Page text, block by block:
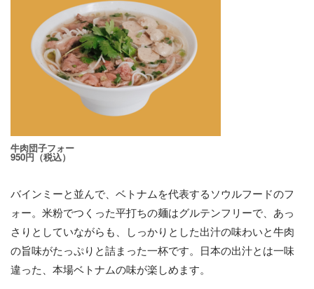
牛肉団子フォー
950円（税込）
バインミーと並んで、ベトナムを代表するソウルフードのフ
ォー。米粉でつくった平打ちの麺はグルテンフリーで、あっ
さりとしていながらも、しっかりとした出汁の味わいと牛肉
の旨味がたっぷりと詰まった一杯です。日本の出汁とは一味
違った、本場ベトナムの味が楽しめます。